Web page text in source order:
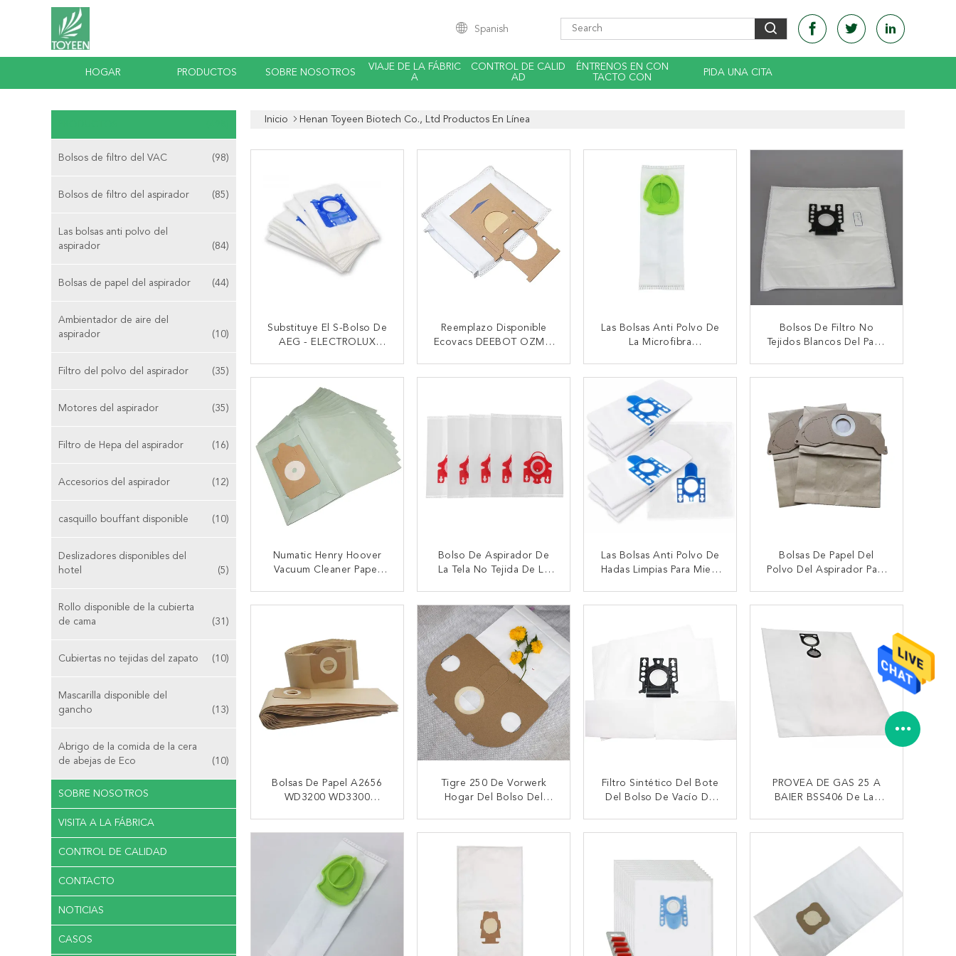
Spanish
HOGAR PRODUCTOS SOBRE NOSOTROS
VIAJE DE LA FÁBRIC
A
CONTROL DE CALID
AD
ÉNTRENOS EN CON
TACTO CON
PIDA UNA CITA
Bolsos de filtro del VAC (98)
Bolsos de filtro del aspirador (85)
Las bolsas anti polvo del
aspirador
(84)
Bolsas de papel del aspirador (44)
Ambientador de aire del
aspirador
(10)
Filtro del polvo del aspirador (35)
Motores del aspirador (35)
Filtro de Hepa del aspirador (16)
Accesorios del aspirador (12)
casquillo bouffant disponible (10)
Deslizadores disponibles del
hotel
(5)
Rollo disponible de la cubierta
de cama
(31)
Cubiertas no tejidas del zapato (10)
Mascarilla disponible del
gancho
(13)
Abrigo de la comida de la cera
de abejas de Eco
(10)
SOBRE NOSOTROS
VISITA A LA FÁBRICA
CONTROL DE CALIDAD
CONTACTO
NOTICIAS
CASOS
Inicio Henan Toyeen Biotech Co., Ltd Productos En Línea
Substituye El S-Bolso De
AEG - ELECTROLUX
CONTACTAR AHORA
Reemplazo Disponible
Ecovacs DEEBOT OZMO
CONTACTAR AHORA
Las Bolsas Anti Polvo De
La Microfibra
CONTACTAR AHORA
Bolsos De Filtro No
Tejidos Blancos Del Paño
CONTACTAR AHORA
Numatic Henry Hoover
Vacuum Cleaner Paper
CONTACTAR AHORA
Bolso De Aspirador De
La Tela No Tejida De La
HyClean 3D
CONTACTAR AHORA
Las Bolsas Anti Polvo De
Hadas Limpias Para Miele
CONTACTAR AHORA
Bolsas De Papel Del
Polvo Del Aspirador Para
CONTACTAR AHORA
Bolsas De Papel A2656
WD3200 WD3300
Karcher
CONTACTAR AHORA
Tigre 250 De Vorwerk
Hogar Del Bolso Del
CONTACTAR AHORA
Filtro Sintético Del Bote
Del Bolso De Vacío De
CONTACTAR AHORA
PROVEA DE GAS 25 A
BAIER BSS406 De Las
De Bosch
CONTACTAR AHORA